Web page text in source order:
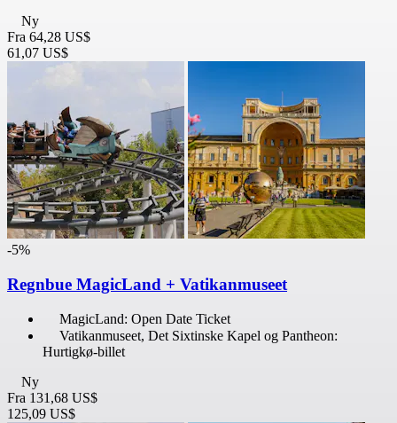
Ny
Fra 64,28 US$
61,07 US$
-5%
Regnbue MagicLand + Vatikanmuseet
MagicLand: Open Date Ticket
Vatikanmuseet, Det Sixtinske Kapel og Pantheon:
Hurtigkø-billet
Ny
Fra 131,68 US$
125,09 US$